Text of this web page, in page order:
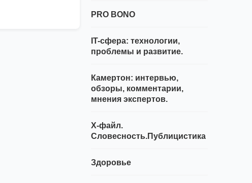
PRO BONO
IT-сфера: технологии,
проблемы и развитие.
Камертон: интервью,
обзоры, комментарии,
мнения экспертов.
Х-файл.
Словесность.Публицистика
Здоровье